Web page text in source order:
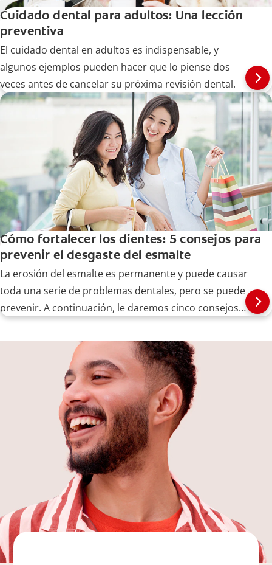
Cuidado dental para adultos: Una lección
preventiva
El cuidado dental en adultos es indispensable, y
algunos ejemplos pueden hacer que lo piense dos
veces antes de cancelar su próxima revisión dental.
Cómo fortalecer los dientes: 5 consejos para
prevenir el desgaste del esmalte
La erosión del esmalte es permanente y puede causar
toda una serie de problemas dentales, pero se puede
prevenir. A continuación, le daremos cinco consejos